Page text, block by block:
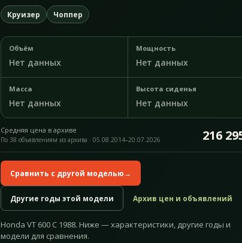
Круизер Чоппер
Объём
Нет данных
Мощность
Нет данных
Масса
Нет данных
Высота сиденья
Нет данных
Средняя цена в архиве 216
По 38 объявлениям из архива · 05.08.2014–20.07.2026
Сравнить с другой моделью→
Другие годы этой модели Архив цен и объявлений
Honda VT 600 C 1988. Ниже — характеристики, другие годы и
модели для сравнения.